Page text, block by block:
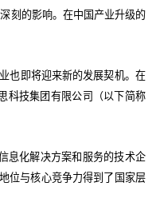
刻的影响。在中国产业升级的
也即将迎来新的发展契机。在
科技集团有限公司（以下简称
息化解决方案和服务的技术企
位与核心竞争力得到了国家层